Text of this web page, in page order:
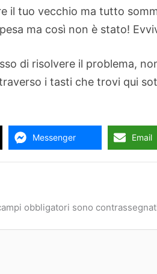
il tuo vecchio ma tutto
ma così non è stato!
di risolvere il problema,
i tasti che trovi qui
Messenger Email
obbligatori sono